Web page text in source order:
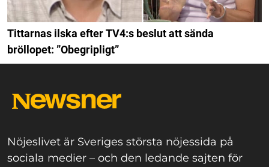
Tittarnas ilska efter TV4:s beslut att sända
bröllopet: ”Obegripligt”
Nöjeslivet är Sveriges största nöjessida på
sociala medier – och den ledande sajten för